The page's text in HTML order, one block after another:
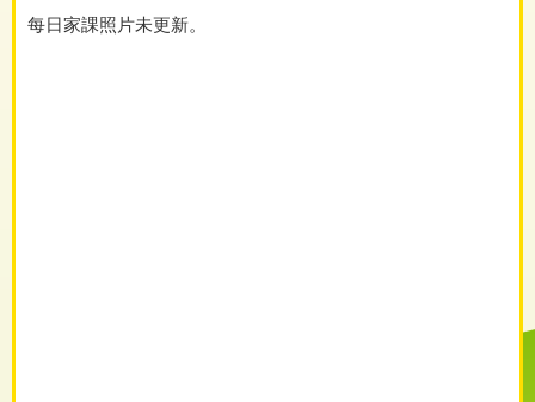
每日家課照片未更新。